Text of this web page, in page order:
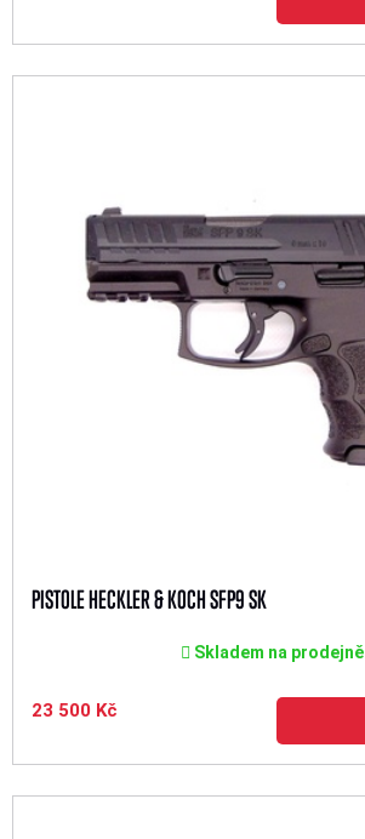
PISTOLE HECKLER & KOCH SFP9 SK
Skladem na prodejně
23 500 Kč